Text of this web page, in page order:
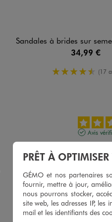
Sandales à brides sur semelle plateforme
34,99 €
4.5/5 de(17
204
Avis
Mes
Avis du02/
Utile (0)
PRÊT À
GÉMO et nos partenaires
fournir, mettre à jour,
nous pourrons stocker,
site web, les adresses IP,
mail et les identifiants des